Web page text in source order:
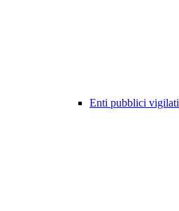
Enti pubblici vigilati